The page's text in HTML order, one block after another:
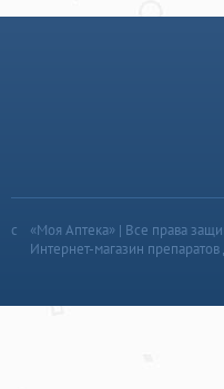
«Моя Аптека» | Все права
Интернет-магазин